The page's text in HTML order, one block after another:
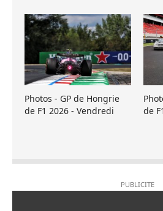
Photos - GP de Hongrie
de F1 2026 - Vendredi
de